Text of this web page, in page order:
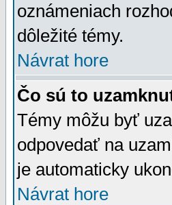
oznámeniach
dôležité témy.
Návrat hore
Čo sú to
Témy môžu byť
odpovedať na
je automaticky
Návrat hore